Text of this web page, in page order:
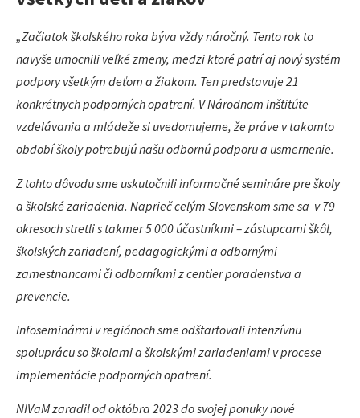
„Začiatok školského roka býva vždy náročný. Tento rok to
navyše umocnili veľké zmeny, medzi ktoré patrí aj nový systém
podpory všetkým deťom a žiakom. Ten predstavuje 21
konkrétnych podporných opatrení. V Národnom inštitúte
vzdelávania a mládeže si uvedomujeme, že práve v takomto
období školy potrebujú našu odbornú podporu a usmernenie.
Z tohto dôvodu sme uskutočnili informačné semináre pre školy
a školské zariadenia. Naprieč celým Slovenskom sme sa v 79
okresoch stretli s takmer 5 000 účastníkmi – zástupcami škôl,
školských zariadení, pedagogickými a odbornými
zamestnancami či odborníkmi z centier poradenstva a
prevencie.
Infoseminármi v regiónoch sme odštartovali intenzívnu
spoluprácu so školami a školskými zariadeniami v procese
implementácie podporných opatrení.
NIVaM zaradil od októbra 2023 do svojej ponuky nové